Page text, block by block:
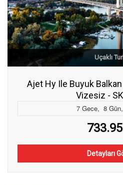
Uçaklı
Ajet Hy Ile Buyuk
Vizesiz -
7 Gece, 8 Gün,
733.95
Detayları